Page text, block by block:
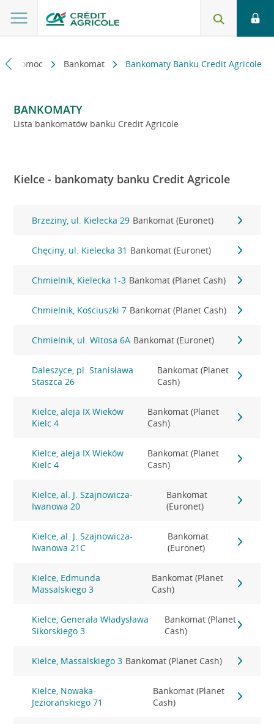
i pomoc Bankomat Bankomaty Banku Credit Agricole
BANKOMATY
Lista bankomatów banku Credit Agricole
Kielce - bankomaty banku Credit Agricole
Brzeziny, ul. Kielecka 29 Bankomat (Euronet)
Chęciny, ul. Kielecka 31 Bankomat (Euronet)
Chmielnik, Kielecka 1-3 Bankomat (Planet Cash)
Chmielnik, Kościuszki 7 Bankomat (Planet Cash)
Chmielnik, ul. Witosa 6A Bankomat (Euronet)
Daleszyce, pl. Stanisława
Staszca 26
Bankomat (Planet
Cash)
Kielce, aleja IX Wieków
Kielc 4
Bankomat (Planet
Cash)
Kielce, aleja IX Wieków
Kielc 4
Bankomat (Planet
Cash)
Kielce, al. J. Szajnowicza-
Iwanowa 20
Bankomat
(Euronet)
Kielce, al. J. Szajnowicza-
Iwanowa 21C
Bankomat
(Euronet)
Kielce, Edmunda
Massalskiego 3
Bankomat (Planet
Cash)
Kielce, Generała Władysława
Sikorskiego 3
Bankomat (Planet
Cash)
Kielce, Massalskiego 3 Bankomat (Planet Cash)
Kielce, Nowaka-
Jeziorańskiego 71
Bankomat (Planet
Cash)